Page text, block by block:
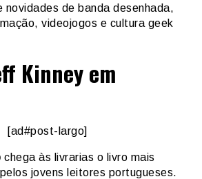
de banda desenhada,
videojogos e cultura geek
Kinney em
[ad#post-largo]
chega às livrarias o livro mais
jovens leitores portugueses.